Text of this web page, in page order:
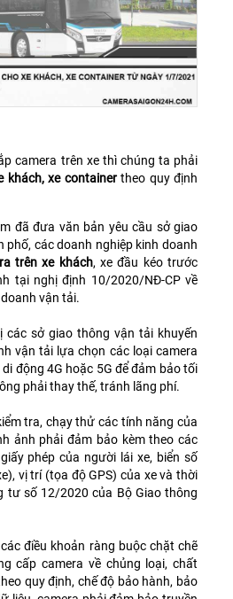
camera trên xe thì chúng ta phải
khách, xe containertheo quy định
đã đưa văn bản yêu cầu sở giao
các doanh nghiệp kinh doanh
trên xe khách, xe đầu kéo trước
tại nghị định 10/2020/NĐ-CP về
vận tải.
các sở giao thông vận tải khuyến
vận tải lựa chọn các loại camera
động 4G hoặc 5G để đảm bảo tối
phải thay thế, tránh lãng phí.
tra, chạy thử các tính năng của
ảnh phải đảm bảo kèm theo các
phép của người lái xe, biển số
vị trí (tọa độ GPS) của xe và thời
tư số 12/2020 của Bộ Giao thông
điều khoản ràng buộc chặt chẽ
cấp camera về chủng loại, chất
quy định, chế độ bảo hành, bảo